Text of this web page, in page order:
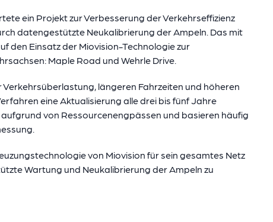
ein Projekt zur Verbesserung der Verkehrseffizienz
datengestützte Neukalibrierung der Ampeln. Das mit
den Einsatz der Miovision-Technologie zur
Maple Road und Wehrle Drive.
längeren Fahrzeiten und höheren
eine Aktualisierung alle drei bis fünf Jahre
von Ressourcenengpässen und basieren häufig
von Miovision für sein gesamtes Netz
Wartung und Neukalibrierung der Ampeln zu